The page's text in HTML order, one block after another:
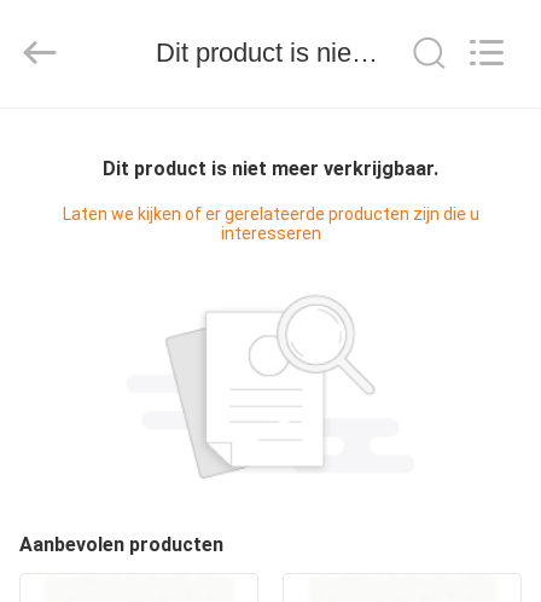
PRODUCTEN
ONGEVEER
FABRIEKSREIS
KWALITEITSCONTROLE
Dit product is niet meer verkrijgbaar.
Dit product is niet meer verkrijgbaar.
Laten we kijken of er gerelateerde producten zijn die u
interesseren
Aanbevolen producten